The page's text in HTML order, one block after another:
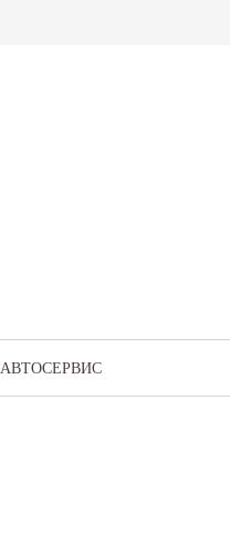
АВТОСЕРВИС